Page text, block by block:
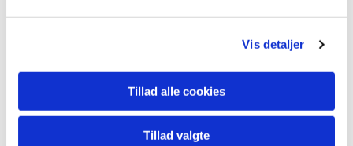
Vis detaljer
Tillad alle cookies
Tillad valgte
for at se denne video.
Accepter cookies